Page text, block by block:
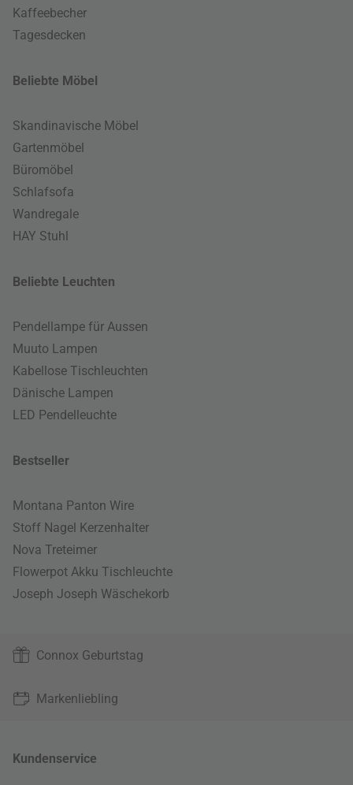
Kaffeebecher
Tagesdecken
Beliebte Möbel
Skandinavische Möbel
Gartenmöbel
Büromöbel
Schlafsofa
Wandregale
HAY Stuhl
Beliebte Leuchten
Pendellampe für Aussen
Muuto Lampen
Kabellose Tischleuchten
Dänische Lampen
LED Pendelleuchte
Bestseller
Montana Panton Wire
Stoff Nagel Kerzenhalter
Nova Treteimer
Flowerpot Akku Tischleuchte
Joseph Joseph Wäschekorb
Connox Geburtstag
Markenliebling
Kundenservice